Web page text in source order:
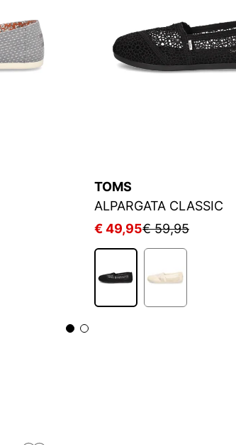
TOMS
ALPARGATA CLASSIC
€ 49,95€ 59,95